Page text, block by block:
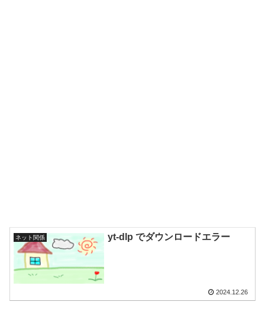
ネット関係 yt-dlp でダウンロードエラー
2024.12.26